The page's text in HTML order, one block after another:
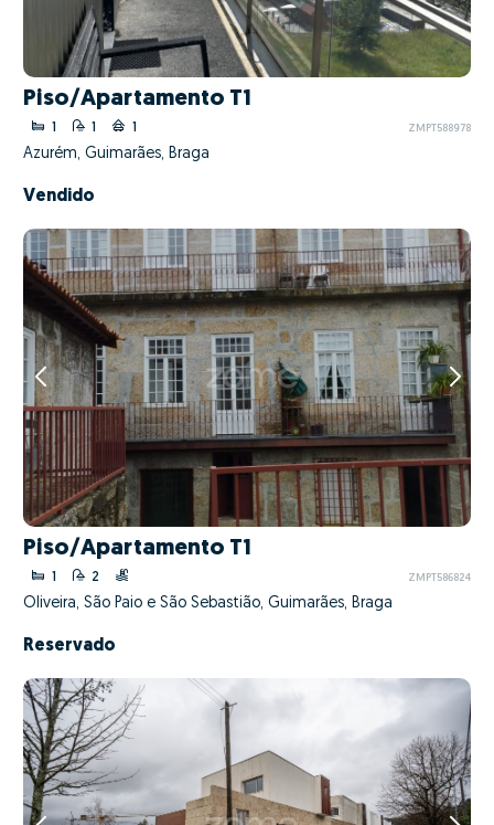
Piso/Apartamento T1
ZMPT588978
Azurém, Guimarães, Braga
Vendido
Piso/Apartamento T1
1 2 ZMPT586824
Oliveira, São Paio e São Sebastião, Guimarães, Braga
Reservado